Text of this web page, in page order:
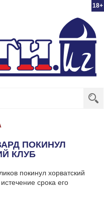
18+
ПОКИНУЛ
КЛУБ
покинул хорватский
срока его